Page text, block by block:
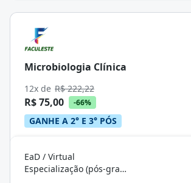
Microbiologia Clínica
12x de R$ 222,22
R$ 75,00 -66%
GANHE A 2° E 3° PÓS
EaD / Virtual
Especialização (pós-graduação)